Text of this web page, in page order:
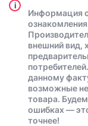
i
Информация
внешний вид,
данному
возможные
товара.
ошибках —
точнее!